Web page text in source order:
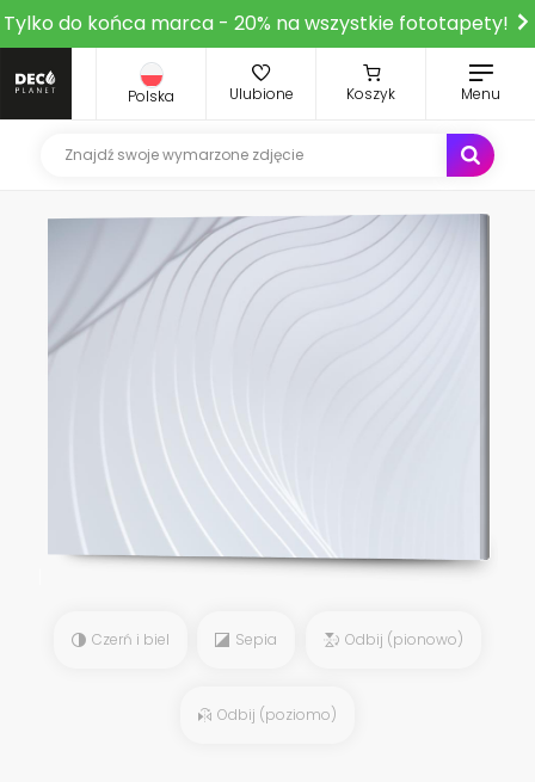
Tylko do końca marca - 20% na wszystkie fototapety!
Polska Ulubione Koszyk Menu
Czerń i biel Sepia Odbij (pionowo)
Odbij (poziomo)